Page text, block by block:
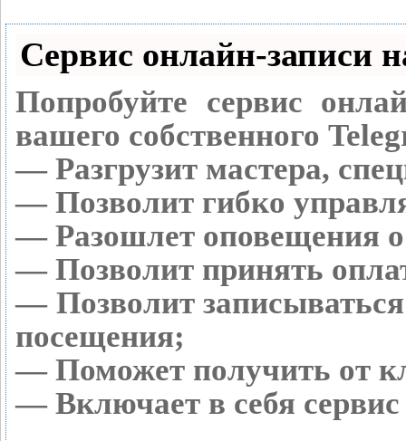
Сервис онлайн-записи
Попробуйте сервис
вашего собственного
— Разгрузит мастера,
— Позволит гибко
— Разошлет оповещения
— Позволит принять
— Позволит
посещения;
— Поможет получить от
— Включает в себя